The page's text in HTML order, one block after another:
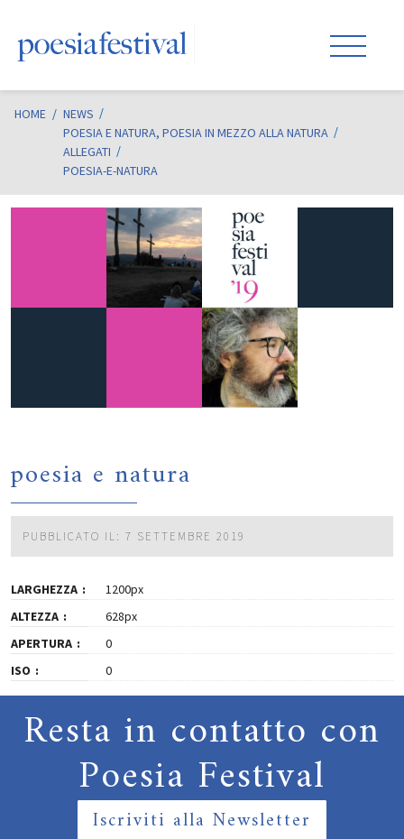
HOME / NEWS
POESIA E NATURA, POESIA IN MEZZO ALLA NATURA
ALLEGATI
POESIA-E-NATURA
poesia e natura
PUBBLICATO IL: 7 SETTEMBRE 2019
LARGHEZZA
1200px
ALTEZZA
628px
APERTURA
0
ISO
0
Resta in contatto con
Poesia Festival
Iscriviti alla Newsletter